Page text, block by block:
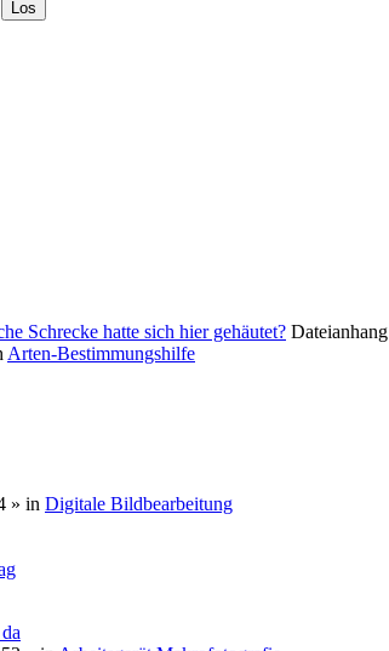
Schrecke hatte sich hier gehäutet? Dateianhang
Arten-Bestimmungshilfe
» in Digitale Bildbearbeitung